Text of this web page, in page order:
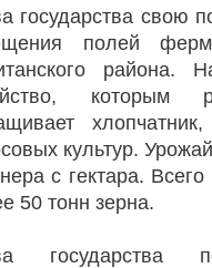
государства свою
полей
района.
которым
культур.
с гектара.
50 тонн зерна.